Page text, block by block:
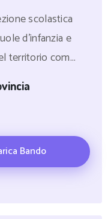
scolastica
d'infanzia e
territorio com...
Bando